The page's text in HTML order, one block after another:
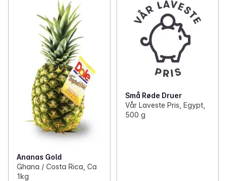
Ananas Gold
Ghana / Costa Rica, Ca
1kg
Små Røde Druer
Vår Laveste Pris, Egypt,
500 g